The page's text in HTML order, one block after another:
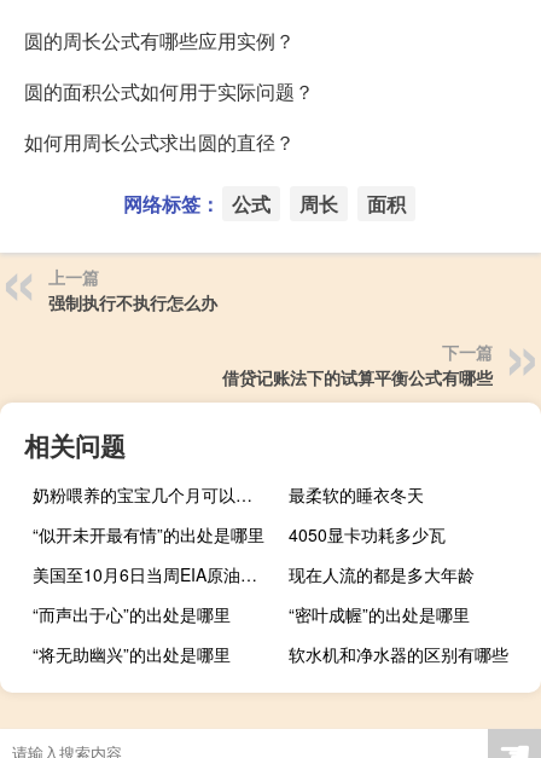
圆的周长公式有哪些应用实例？
圆的面积公式如何用于实际问题？
如何用周长公式求出圆的直径？
网络标签： 公式 周长 面积
上一篇
强制执行不执行怎么办
下一篇
借贷记账法下的试算平衡公式有哪些
相关问题
奶粉喂养的宝宝几个月可以吃米粉（宝宝几个月可以吃米粉）
最柔软的睡衣冬天
“似开未开最有情”的出处是哪里
4050显卡功耗多少瓦
美国至10月6日当周EIA原油库存录得1017.6万桶为2023年2月10日当周以来新高
现在人流的都是多大年龄
“而声出于心”的出处是哪里
“密叶成幄”的出处是哪里
“将无助幽兴”的出处是哪里
软水机和净水器的区别有哪些